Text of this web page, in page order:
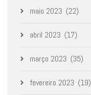
maio 2023 (22)
abril 2023 (17)
março 2023 (35)
fevereiro 2023 (19)